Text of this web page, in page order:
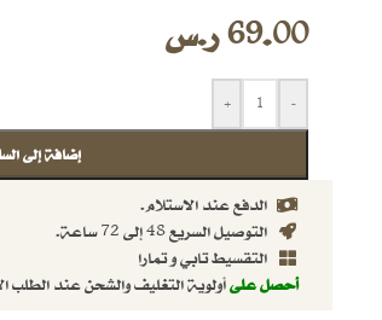
69.00ر.س
-
+
إضافة إلى
الدفع عند الاستلام.
التوصيل السريع 48 إلى 72 ساعة.
التقسيط تابي و تمارا
أحصل علىأولوية التغليف والشحن عند الطلب